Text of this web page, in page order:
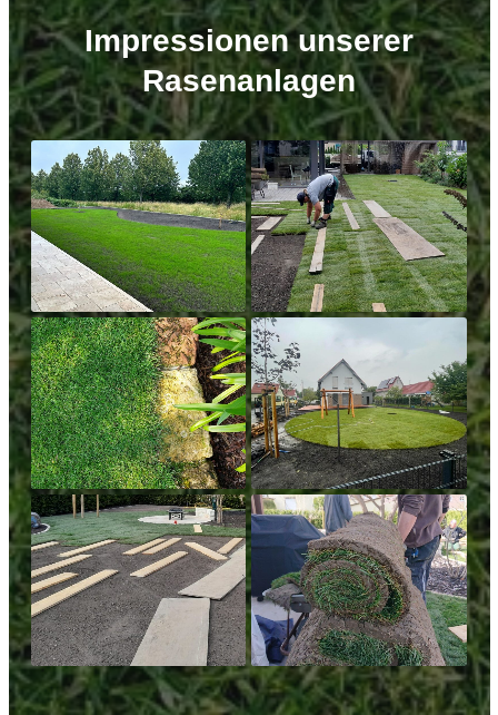
Impressionen unserer
Rasenanlagen